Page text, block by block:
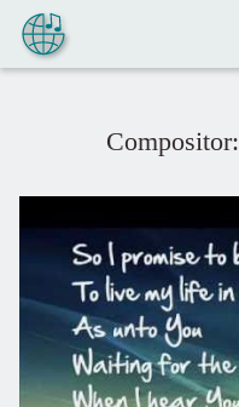
Pular para o conteúdo
Compositor: